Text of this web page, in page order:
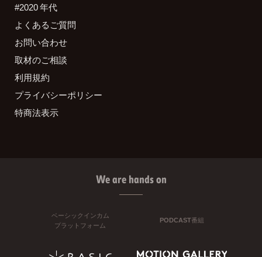
#2020 年代
よくあるご質問
お問い合わせ
取材のご相談
利用規約
プライバシーポリシー
特商法表示
We are hands on
ベーシックインカム
プラットフォーム
PODCAST番組